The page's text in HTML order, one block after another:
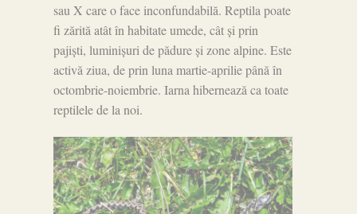
sau X care o face inconfundabilă. Reptila poate
fi zărită atât în habitate umede, cât și prin
pajiști, luminișuri de pădure și zone alpine. Este
activă ziua, de prin luna martie-aprilie până în
octombrie-noiembrie. Iarna hibernează ca toate
reptilele de la noi.